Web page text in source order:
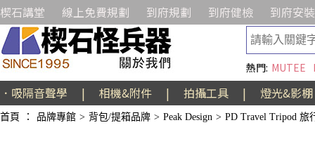
楔石講堂 線上免費規劃 到府規劃 到府健檢 到府安裝
熱門: MUTEE
．吸隔音聲學 | 相機&附件 | 拍攝工具 | 燈光&影棚
首頁 ： 品牌專館 > 背包/提箱品牌 > Peak Design > PD Travel Tripod 旅